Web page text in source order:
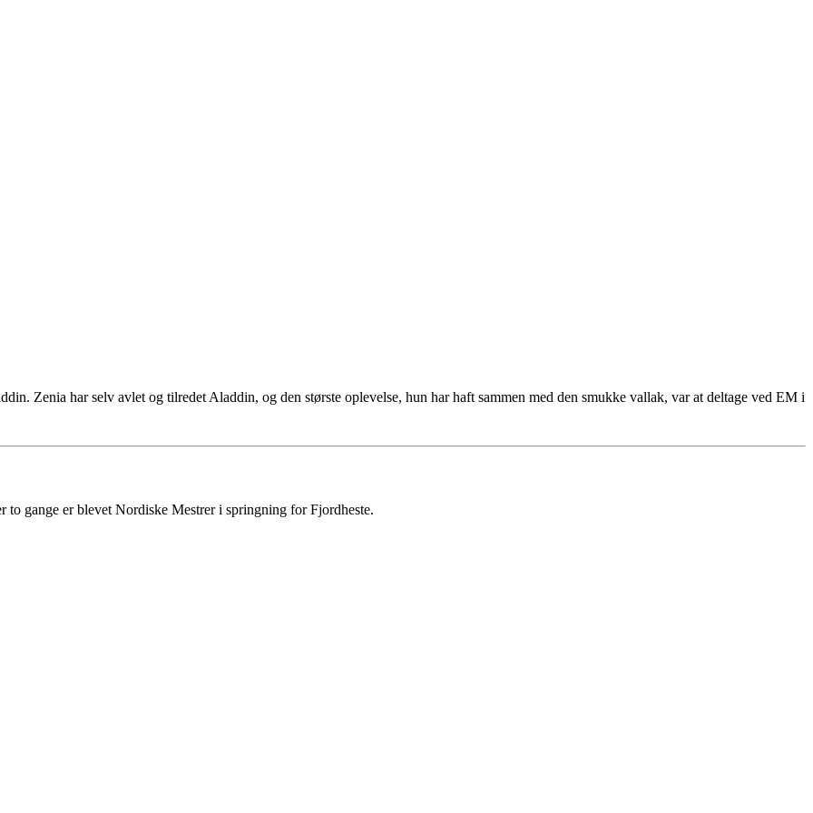
Zenia har selv avlet og tilredet Aladdin, og den største oplevelse, hun har haft sammen med den smukke vallak, var at deltage ved EM i
gange er blevet Nordiske Mestrer i springning for Fjordheste.